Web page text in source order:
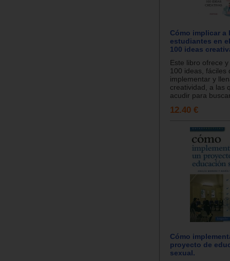
Cómo implicar a
estudiantes en
100 ideas
Este libro ofrece
100 ideas, fáciles
implementar y
creatividad, a las
acudir para
12.40 €
Cómo
proyecto de
sexual.